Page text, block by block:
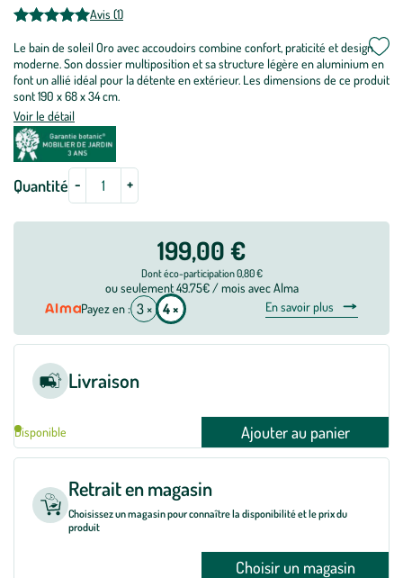
Avis (1)
Le bain de soleil Oro avec accoudoirs combine confort, praticité et design
moderne. Son dossier multiposition et sa structure légère en aluminium en
font un allié idéal pour la détente en extérieur. Les dimensions de ce produit
sont 190 x 68 x 34 cm.
Voir le détail
Quantité - +
199,00 €
Dont éco-participation 0,80 €
ou seulement 49.75€ / mois avec Alma
Payez en : 3 × 4 × En savoir plus
Livraison
Disponible Ajouter au panier
Retrait en magasin
Choisissez un magasin pour connaître la disponibilité et le prix du
produit
Choisir un magasin